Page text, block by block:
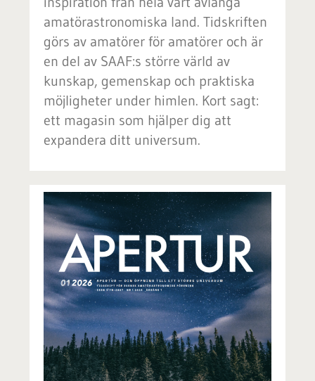
amatörastronomiska land. Tidskriften
görs av amatörer för amatörer och är
en del av SAAF:s större värld av
kunskap, gemenskap och praktiska
möjligheter under himlen. Kort sagt:
ett magasin som hjälper dig att
expandera ditt universum.